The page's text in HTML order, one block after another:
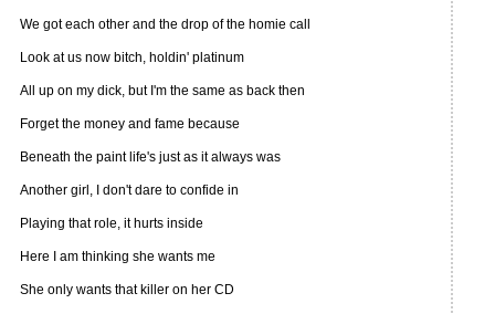
We got each other and the drop of the homie call
Look at us now bitch, holdin' platinum
All up on my dick, but I'm the same as back then
Forget the money and fame because
Beneath the paint life's just as it always was
Another girl, I don't dare to confide in
Playing that role, it hurts inside
Here I am thinking she wants me
She only wants that killer on her CD